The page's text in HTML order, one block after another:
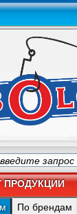
ПРОДУКЦИИ
По брендам